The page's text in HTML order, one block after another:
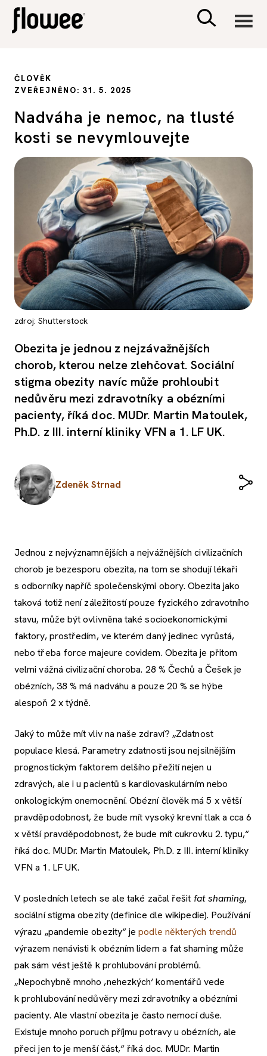
PSYCHOLOGIE
RODINA A DĚTI
SEX A VZTAHY
PORADNA
ČLOVĚK
ZVEŘEJNĚNO: 31. 5. 2025
Nadváha je nemoc, na tlusté
kosti se nevymlouvejte
zdroj: Shutterstock
Obezita je jednou z nejzávažnějších
chorob, kterou nelze zlehčovat. Sociální
stigma obezity navíc může prohloubit
nedůvěru mezi zdravotníky a obézními
pacienty, říká doc. MUDr. Martin Matoulek,
Ph.D. z III. interní kliniky VFN a 1. LF UK.
Zdeněk Strnad
Jednou z nejvýznamnějších a nejvážnějších civilizačních
chorob je bezesporu obezita, na tom se shodují lékaři
s odborníky napříč společenskými obory. Obezita jako
taková totiž není záležitostí pouze fyzického zdravotního
stavu, může být ovlivněna také socioekonomickými
faktory, prostředím, ve kterém daný jedinec vyrůstá,
nebo třeba force majeure covidem. Obezita je přitom
velmi vážná civilizační choroba. 28 % Čechů a Češek je
obézních, 38 % má nadváhu a pouze 20 % se hýbe
alespoň 2 x týdně.
Jaký to může mít vliv na naše zdraví? „Zdatnost
populace klesá. Parametry zdatnosti jsou nejsilnějším
prognostickým faktorem delšího přežití nejen u
zdravých, ale i u pacientů s kardiovaskulárním nebo
onkologickým onemocnění. Obézní člověk má 5 x větší
pravděpodobnost, že bude mít vysoký krevní tlak a cca 6
x větší pravděpodobnost, že bude mít cukrovku 2. typu,“
říká doc. MUDr. Martin Matoulek, Ph.D. z III. interní kliniky
VFN a 1. LF UK.
V posledních letech se ale také začal řešit fat shaming,
sociální stigma obezity (definice dle wikipedie). Používání
výrazu „pandemie obezity“ jepodle některých trendů
výrazem nenávisti k obézním lidem a fat shaming může
pak sám vést ještě k prohlubování problémů.
„Nepochybně mnoho ,nehezkých‘ komentářů vede
k prohlubování nedůvěry mezi zdravotníky a obézními
pacienty. Ale vlastní obezita je často nemocí duše.
Existuje mnoho poruch příjmu potravy u obézních, ale
přeci jen to je menší část,“ říká doc. MUDr. Martin